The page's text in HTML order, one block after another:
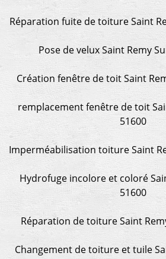
Réparation fuite de toiture Saint
Pose de velux Saint Remy
Création fenêtre de toit Saint
remplacement fenêtre de toit
51600
Imperméabilisation toiture Saint
Hydrofuge incolore et coloré
51600
Réparation de toiture Saint
Changement de toiture et tuile